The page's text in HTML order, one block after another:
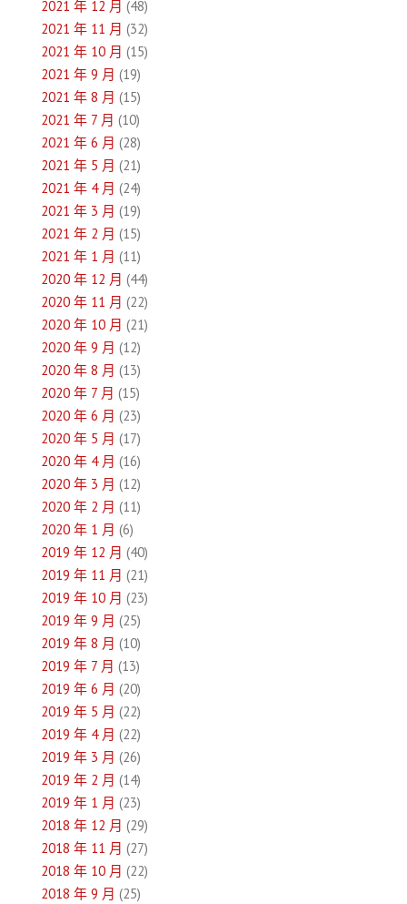
2021 年 12 月 (48)
2021 年 11 月 (32)
2021 年 10 月 (15)
2021 年 9 月 (19)
2021 年 8 月 (15)
2021 年 7 月 (10)
2021 年 6 月 (28)
2021 年 5 月 (21)
2021 年 4 月 (24)
2021 年 3 月 (19)
2021 年 2 月 (15)
2021 年 1 月 (11)
2020 年 12 月 (44)
2020 年 11 月 (22)
2020 年 10 月 (21)
2020 年 9 月 (12)
2020 年 8 月 (13)
2020 年 7 月 (15)
2020 年 6 月 (23)
2020 年 5 月 (17)
2020 年 4 月 (16)
2020 年 3 月 (12)
2020 年 2 月 (11)
2020 年 1 月 (6)
2019 年 12 月 (40)
2019 年 11 月 (21)
2019 年 10 月 (23)
2019 年 9 月 (25)
2019 年 8 月 (10)
2019 年 7 月 (13)
2019 年 6 月 (20)
2019 年 5 月 (22)
2019 年 4 月 (22)
2019 年 3 月 (26)
2019 年 2 月 (14)
2019 年 1 月 (23)
2018 年 12 月 (29)
2018 年 11 月 (27)
2018 年 10 月 (22)
2018 年 9 月 (25)